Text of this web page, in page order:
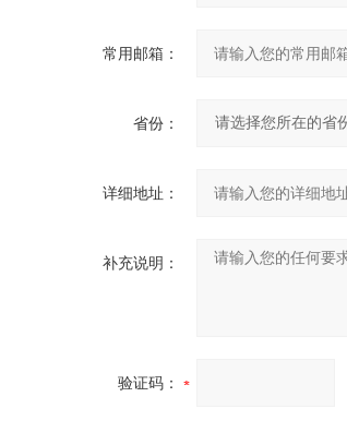
常用邮箱：
省份：
详细地址：
补充说明：
验证码：